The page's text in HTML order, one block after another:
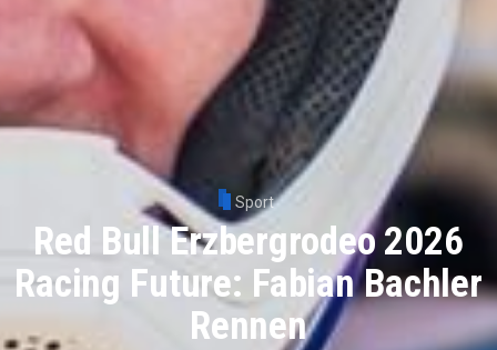
Sport
Red Bull Erzbergrodeo 2026
Racing Future: Fabian Bachler
Rennen